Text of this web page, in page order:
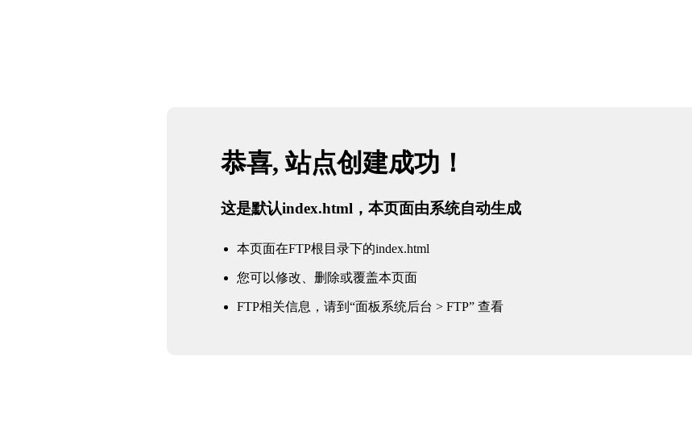
恭喜, 站点创建成功！
这是默认index.html，本页面由系统自动生成
本页面在FTP根目录下的index.html
您可以修改、删除或覆盖本页面
FTP相关信息，请到“面板系统后台 > FTP” 查看